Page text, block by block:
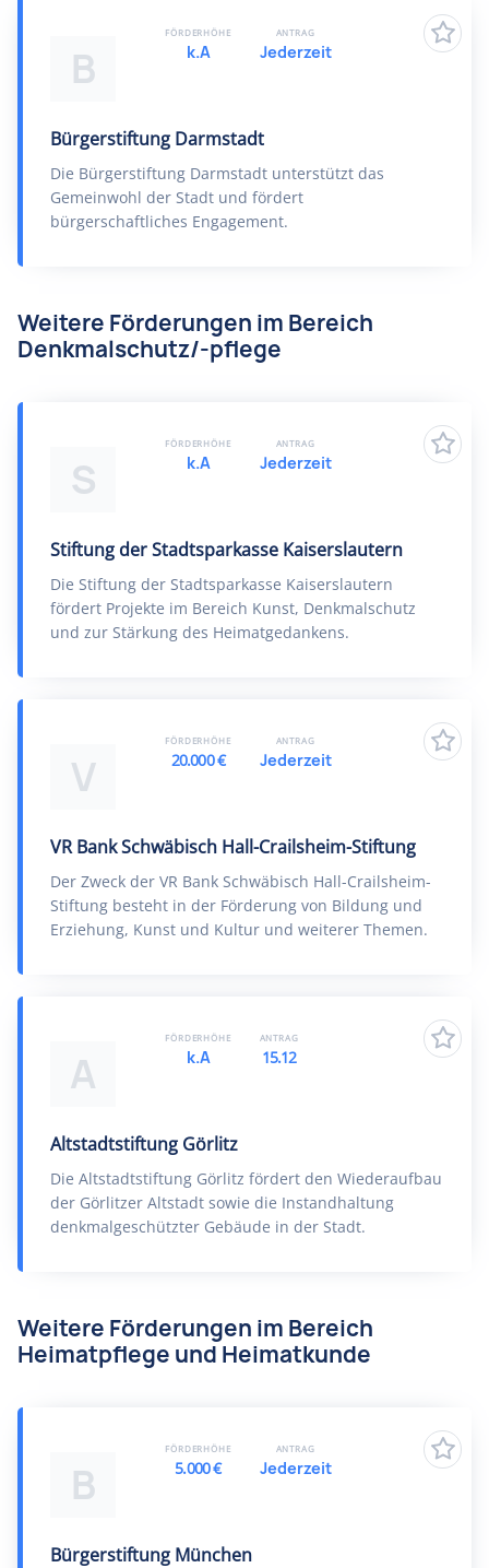
B
Bürgerstiftung Darmstadt
Die Bürgerstiftung Darmstadt unterstützt das
Gemeinwohl der Stadt und fördert
bürgerschaftliches Engagement.
FÖRDERHÖHE
k.A
ANTRAG
Jederzeit
Weitere Förderungen im Bereich
Denkmalschutz/-pflege
S
Stiftung der Stadtsparkasse Kaiserslautern
Die Stiftung der Stadtsparkasse Kaiserslautern
fördert Projekte im Bereich Kunst, Denkmalschutz
und zur Stärkung des Heimatgedankens.
FÖRDERHÖHE
k.A
ANTRAG
Jederzeit
V
VR Bank Schwäbisch Hall-Crailsheim-Stiftung
Der Zweck der VR Bank Schwäbisch Hall-Crailsheim-
Stiftung besteht in der Förderung von Bildung und
Erziehung, Kunst und Kultur und weiterer Themen.
FÖRDERHÖHE
20.000 €
ANTRAG
Jederzeit
A
Altstadtstiftung Görlitz
Die Altstadtstiftung Görlitz fördert den Wiederaufbau
der Görlitzer Altstadt sowie die Instandhaltung
denkmalgeschützter Gebäude in der Stadt.
FÖRDERHÖHE
k.A
ANTRAG
15.12
Weitere Förderungen im Bereich
Heimatpflege und Heimatkunde
B
Bürgerstiftung München
FÖRDERHÖHE
5.000 €
ANTRAG
Jederzeit